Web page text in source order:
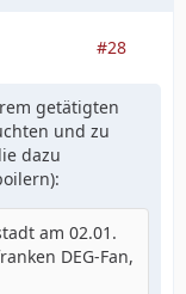
#28
getätigten
und zu
dazu
am 02.01.
DEG-Fan,